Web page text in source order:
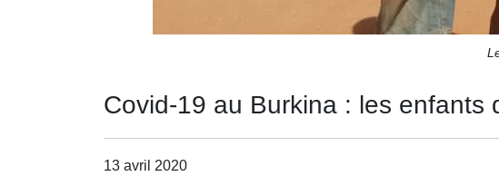
Covid-19 au Burkina : les enfants
13 avril 2020